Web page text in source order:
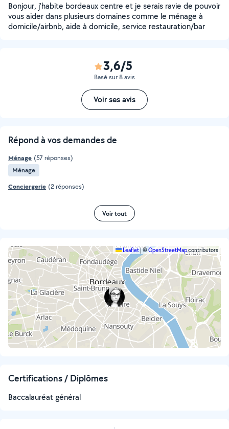
Bonjour, j'habite bordeaux centre et je serais ravie de pouvoir
vous aider dans plusieurs domaines comme le ménage à
domicile/airbnb, aide à domicile, service restauration/bar
3,6/5
Basé sur 8 avis
Voir ses avis
Répond à vos demandes de
Ménage (57 réponses)
Ménage
Conciergerie (2 réponses)
Voir tout
Leaflet|©OpenStreetMapcontributors
Certifications / Diplômes
Baccalauréat général